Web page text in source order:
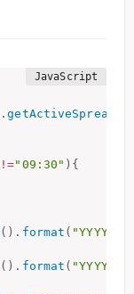
.
!="09:30" ) {
( ) . format ( "YYYY/
( ) . format ( "YYYY/